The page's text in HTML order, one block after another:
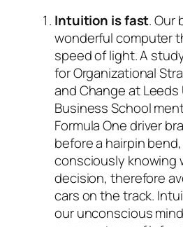
Intuition is fast. Our
wonderful computer
speed of light. A
for Organizational
and Change at
Business School
Formula One driver
before a hairpin
consciously knowing
decision, therefore
cars on the track.
our unconscious